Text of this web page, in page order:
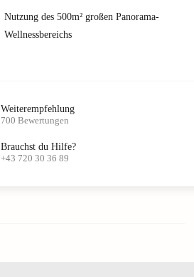
Nutzung des 500m² großen Panorama-
Wellnessbereichs
Weiterempfehlung
700 Bewertungen
Brauchst du Hilfe?
+43 720 30 36 89